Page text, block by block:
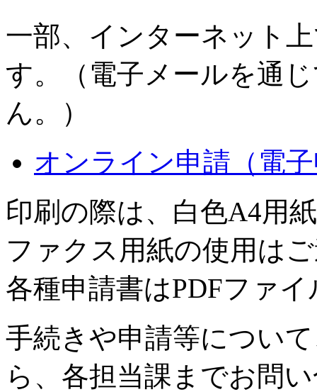
一部、インターネット
す。（電子メールを通
ん。）
オンライン申請（電
印刷の際は、白色A4用
ファクス用紙の使用は
各種申請書はPDFファ
手続きや申請等につい
ら、各担当課までお問